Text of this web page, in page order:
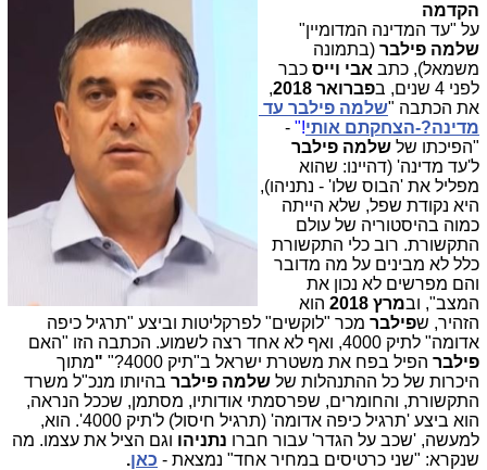
הקדמה
על "עד המדינה המדומיין"
שלמה פילבר
משמאל), כתב אבי וייס
לפני 4 שנים, ב
פברואר 2018
את הכתבה "שלמה פילבר
מדינה?-הצחקתם אותי!"
"הפיכתו של שלמה פילבר
ל'עד מדינה' (דהיינו: שהוא
מפליל את 'הבוס שלו' - נתניהו),
היא נקודת שפל, שלא הייתה
כמוה בהיסטוריה של עולם
התקשורת. רוב כלי התקשורת
כלל לא מבינים על מה מדובר
והם מפרשים לא נכון את
המצב", ובמרץ 2018
הוא
הזהיר, שפילבר מכר "לוקשים" לפרקליטות וביצע "תרגיל כיפה
אדומה" לתיק 4000, ואף לא אחד רצה לשמוע.
הכתבה הזו "האם
פילבר הפיל בפח את משטרת ישראל ב"תיק 4000 "?
"מתוך
היכרות של כל ההתנהלות של שלמה פילבר בהיותו מנכ"ל משרד
התקשורת, והחומרים, שפרסמתי אודותיו, מסתמן, שככל הנראה,
הוא ביצע 'תרגיל כיפה אדומה' (תרגיל חיסול) ל'תיק 4000'. הוא,
למעשה, 'שכב על הגדר' עבור חברו נתניהו וגם הציל את עצמו. מה
שנקרא: "שני כרטיסים במחיר אחד" נמצאת - כאן.